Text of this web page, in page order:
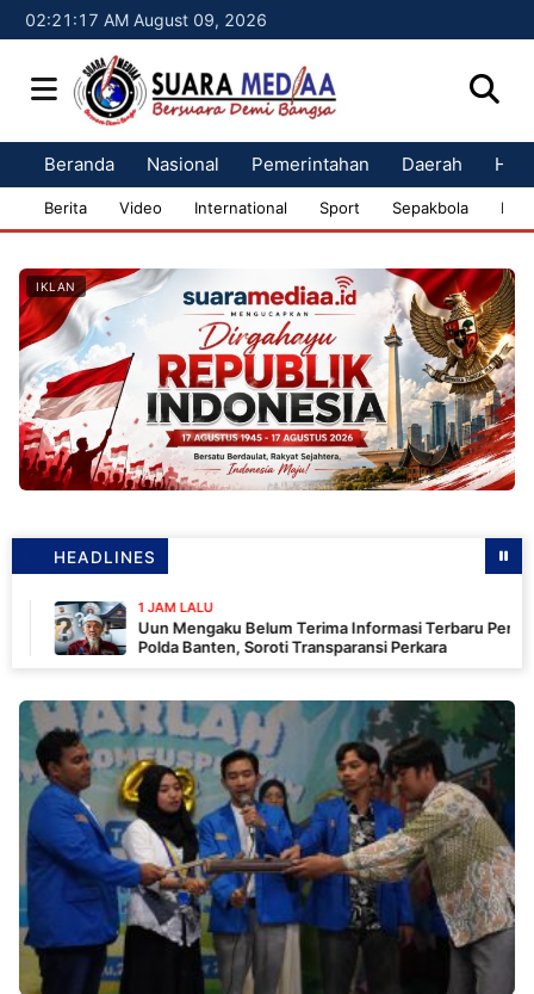
02:21:19 AM August 09, 2026
Beranda Nasional Pemerintahan Daerah
Berita Video International Sport Sepakbola
IKLAN
HEADLINES
1 JAM LALU
Uun Mengaku Belum Terima Informasi Terbaru Penyidikan
Polda Banten, Soroti Transparansi Perkara